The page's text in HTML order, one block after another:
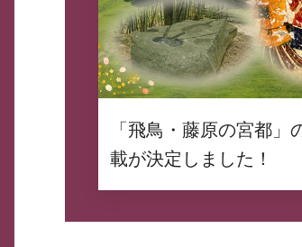
「飛鳥・藤原の宮都
載が決定しました！